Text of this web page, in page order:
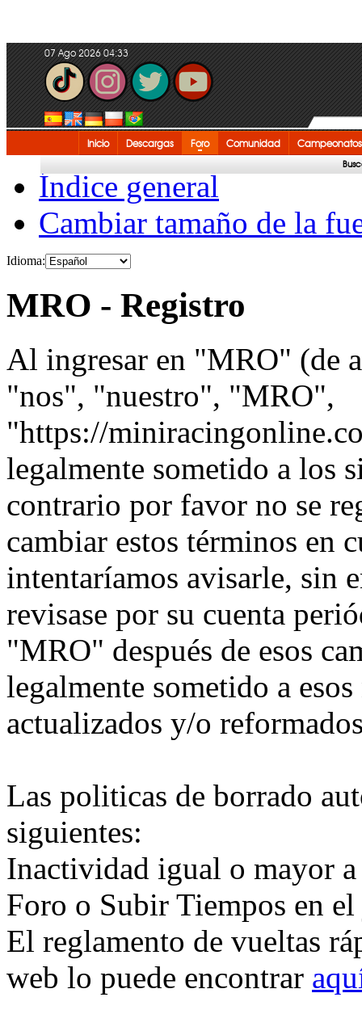
07 Ago 2026 04:33
Inicio Descargas Foro Comunidad Campeonatos
Índice general
Cambiar tamaño de la
Idioma:
MRO - Registro
Al ingresar en "MRO" (de
"nos", "nuestro", "MRO",
"https://
legalmente sometido a los
contrario por favor no se
cambiar estos términos en
intentaríamos avisarle, sin
revisase por su cuenta
"MRO" después de esos
legalmente sometido a
actualizados y/o
Las politicas de borrado
siguientes:
Inactividad igual o mayor a
Foro o Subir Tiempos en
El reglamento de vueltas
web lo puede encontrar